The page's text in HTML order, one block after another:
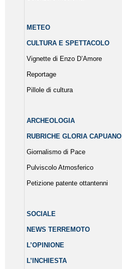
METEO
CULTURA E SPETTACOLO
Vignette di Enzo D’Amore
Reportage
Pillole di cultura
ARCHEOLOGIA
RUBRICHE GLORIA CAPUANO
Giornalismo di Pace
Pulviscolo Atmosferico
Petizione patente ottantenni
SOCIALE
NEWS TERREMOTO
L’OPINIONE
L’INCHIESTA